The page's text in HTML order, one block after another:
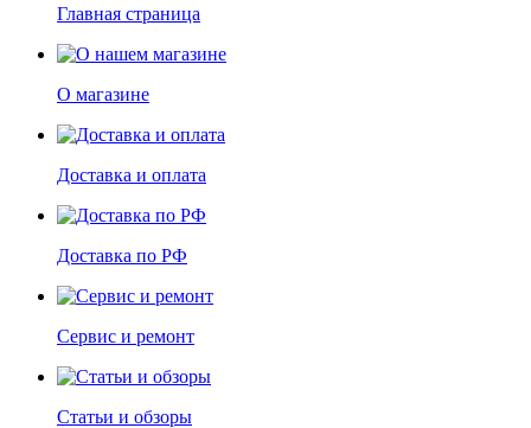
Главная страница
О магазине
Доставка и оплата
Доставка по РФ
Сервис и ремонт
Статьи и обзоры